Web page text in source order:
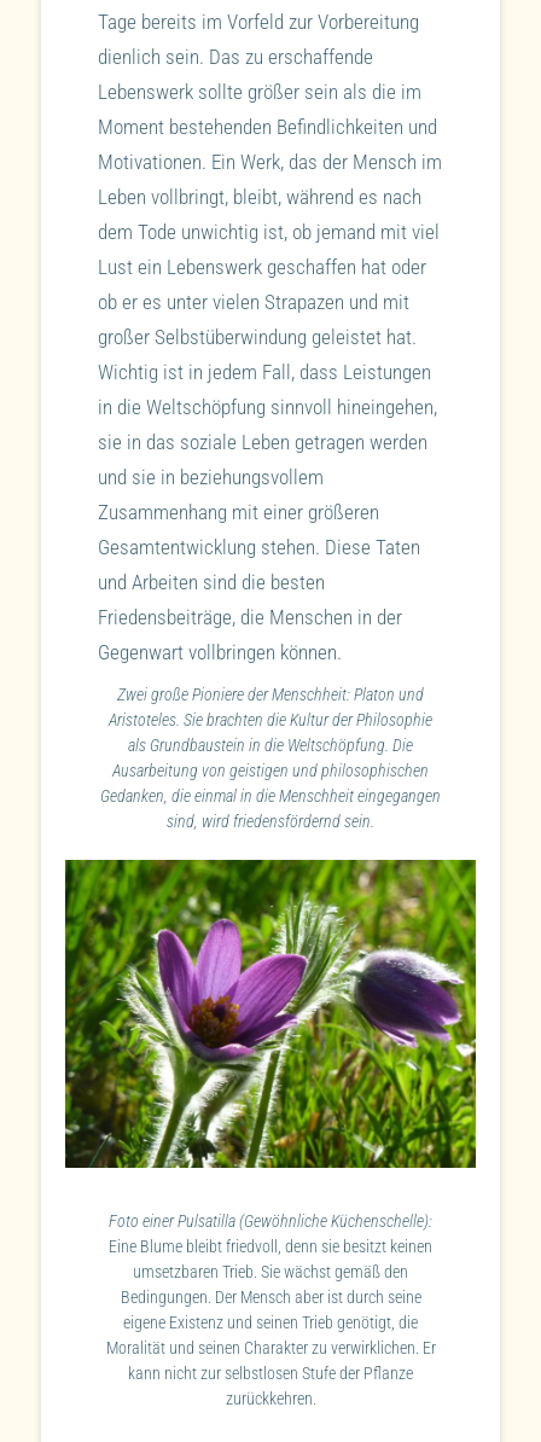
Tage bereits im Vorfeld zur Vorbereitung
dienlich sein. Das zu erschaffende
Lebenswerk sollte größer sein als die im
Moment bestehenden Befindlichkeiten und
Motivationen. Ein Werk, das der Mensch im
Leben vollbringt, bleibt, während es nach
dem Tode unwichtig ist, ob jemand mit viel
Lust ein Lebenswerk geschaffen hat oder
ob er es unter vielen Strapazen und mit
großer Selbstüberwindung geleistet hat.
Wichtig ist in jedem Fall, dass Leistungen
in die Weltschöpfung sinnvoll hineingehen,
sie in das soziale Leben getragen werden
und sie in beziehungsvollem
Zusammenhang mit einer größeren
Gesamtentwicklung stehen. Diese Taten
und Arbeiten sind die besten
Friedensbeiträge, die Menschen in der
Gegenwart vollbringen können.
Zwei große Pioniere der Menschheit: Platon und
Aristoteles. Sie brachten die Kultur der Philosophie
als Grundbaustein in die Weltschöpfung. Die
Ausarbeitung von geistigen und philosophischen
Gedanken, die einmal in die Menschheit eingegangen
sind, wird friedensfördernd sein.
Foto einer Pulsatilla (Gewöhnliche Küchenschelle):
Eine Blume bleibt friedvoll, denn sie besitzt keinen
umsetzbaren Trieb. Sie wächst gemäß den
Bedingungen. Der Mensch aber ist durch seine
eigene Existenz und seinen Trieb genötigt, die
Moralität und seinen Charakter zu verwirklichen. Er
kann nicht zur selbstlosen Stufe der Pflanze
zurückkehren.